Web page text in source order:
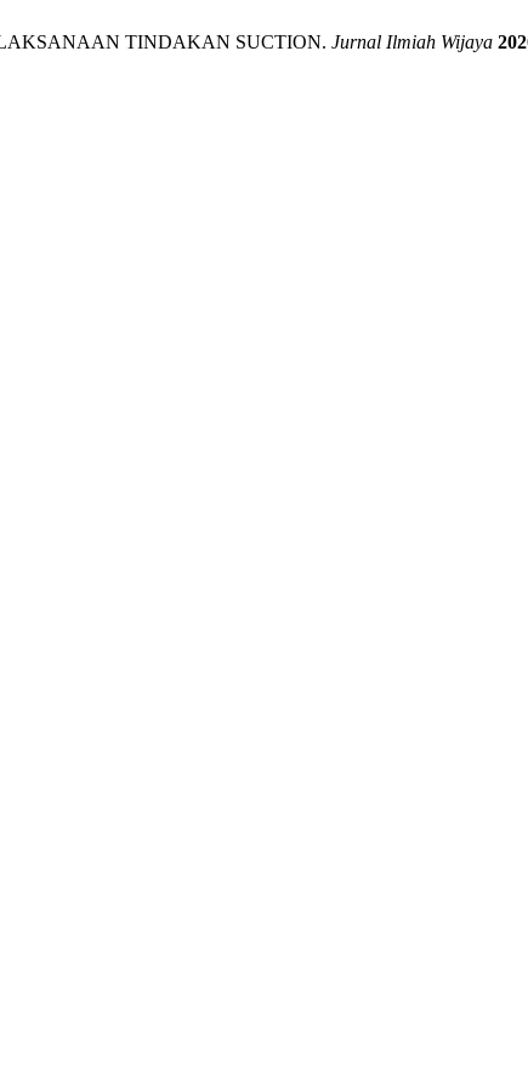
TINDAKAN SUCTION. Jurnal Ilmiah Wijaya